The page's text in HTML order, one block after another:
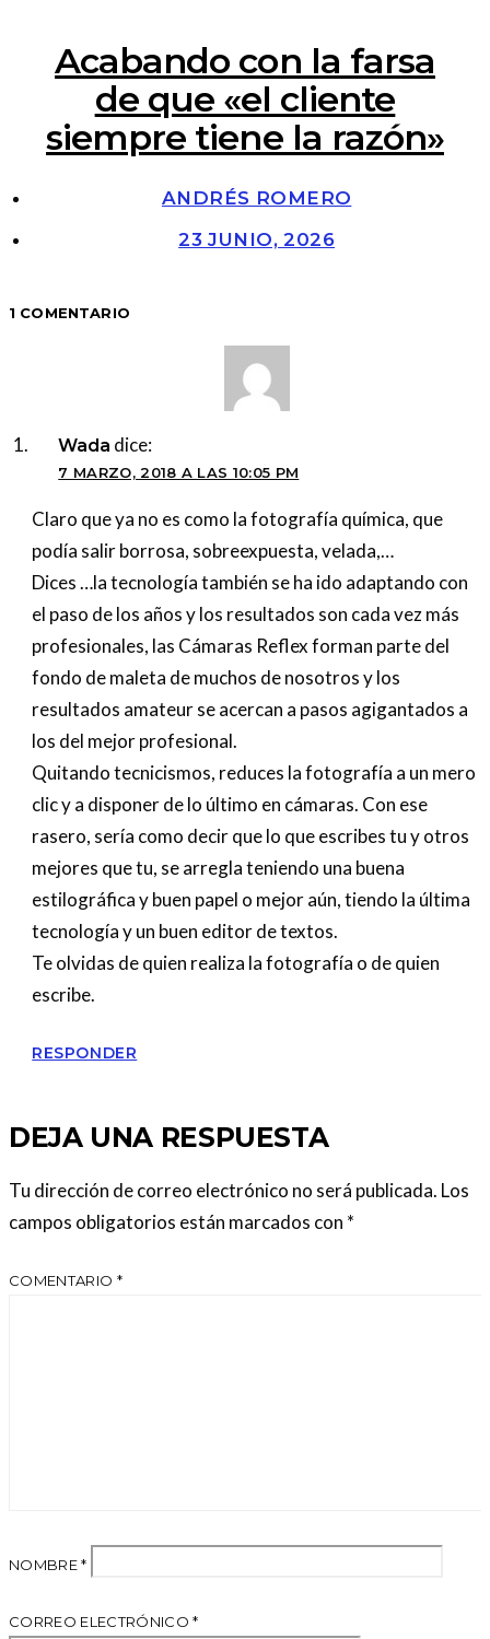
Acabando con la farsa
de que «el cliente
siempre tiene la razón»
ANDRÉS ROMERO
23 JUNIO, 2026
1 COMENTARIO
Wada dice:
7 MARZO, 2018 A LAS 10:05 PM
Claro que ya no es como la fotografía química, que
podía salir borrosa, sobreexpuesta, velada,…
Dices …la tecnología también se ha ido adaptando con
el paso de los años y los resultados son cada vez más
profesionales, las Cámaras Reflex forman parte del
fondo de maleta de muchos de nosotros y los
resultados amateur se acercan a pasos agigantados a
los del mejor profesional.
Quitando tecnicismos, reduces la fotografía a un mero
clic y a disponer de lo último en cámaras. Con ese
rasero, sería como decir que lo que escribes tu y otros
mejores que tu, se arregla teniendo una buena
estilográfica y buen papel o mejor aún, tiendo la última
tecnología y un buen editor de textos.
Te olvidas de quien realiza la fotografía o de quien
escribe.
RESPONDER
DEJA UNA RESPUESTA
Tu dirección de correo electrónico no será publicada. Los
campos obligatorios están marcados con *
COMENTARIO *
NOMBRE*
CORREO ELECTRÓNICO*